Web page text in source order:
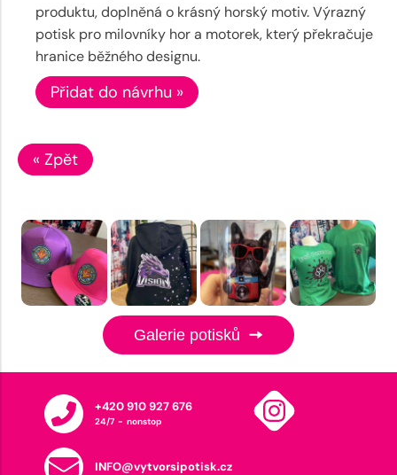
produktu, doplněná o krásný horský motiv. Výrazný
potisk pro milovníky hor a motorek, který překračuje
hranice běžného designu.
Přidat do návrhu »
« Zpět
Galerie potisků
+420 910 927 676
24/7 - nonstop
INFO@vytvorsipotisk.cz